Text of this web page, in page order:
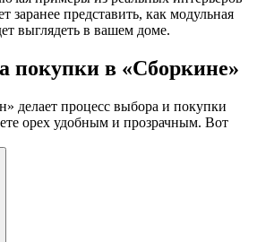
заранее представить, как модульная
выглядеть в вашем доме.
покупки в «Сборкине»
делает процесс выбора и покупки
орех удобным и прозрачным. Вот